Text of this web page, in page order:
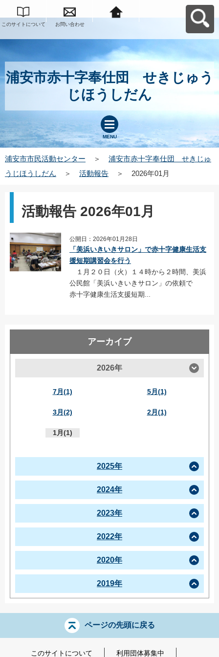
このサイトについて お問い合わせ
浦安市赤十字奉仕団 せきじゅう
じほうしだん
MENU
浦安市市民活動センター ＞
浦安市赤十字奉仕団 せきじゅ
うじほうしだん
＞ 活動報告 ＞ 2026年01月
活動報告 2026年01月
公開日：2026年01月28日
「美浜いきいきサロン」で赤十字健康生活支
援短期講習会を行う
１月２０日（火）１４時から２時間、美浜
公民館「美浜いきいきサロン」の依頼で
赤十字健康生活支援短期...
アーカイブ
2026年
7月(1) 5月(1)
3月(2) 2月(1)
1月(1)
2025年
2024年
2023年
2022年
2020年
2019年
ページの先頭に戻る
このサイトについて 利用団体募集中